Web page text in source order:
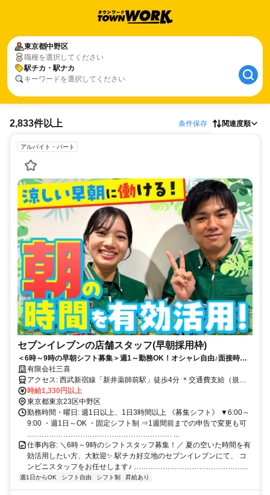
東京都中野区
職種を選択してください
駅チカ・駅ナカ
キーワードを選択してください
2,833件以上 条件保存 関連度順
アルバイト・パート
セブンイレブンの店舗スタッフ(早朝採用枠)
＜6時～9時の早朝シフト募集＞週1～勤務OK！オシャレ自由♪面接時の
履歴書不要◎「新井薬師前駅」徒歩4分！
有限会社三喜
アクセス: 西武新宿線「新井薬師前駅」徒歩4分 ＊交通費支給（規定
あり）
時給1,330円以上
東京都東京23区中野区
勤務時間・曜日: 週1日以上、1日3時間以上 《募集シフト》 ▼​6:00～
9:00 ・週1日～OK ・固定シフト制 ⇒1週間前までの申告で変更も可
…………………………………………………… ...
仕事内容: ＼6時～9時のシフトスタッフ募集！／ 夏の空いた時間を有
効活用したい方、大歓迎✨ 駅チカ好立地のセブンイレブンにて、 コ
ンビニスタッフをお任せします♪ ………………………………………...
週1日からOK シフト自由 シフト制 昇給あり